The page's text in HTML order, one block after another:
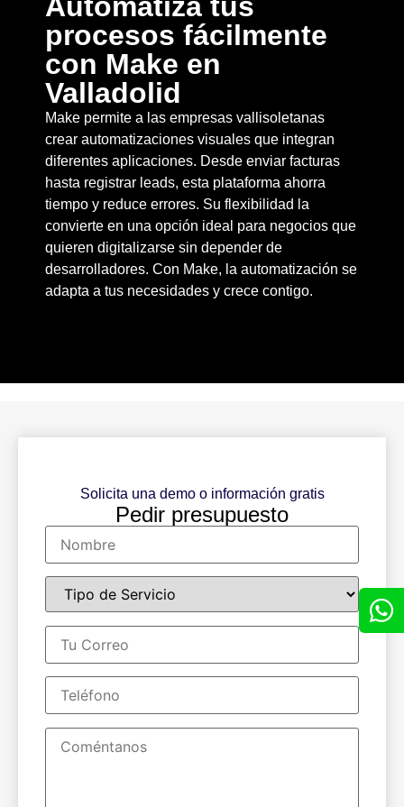
procesos fácilmente
con Make en
Valladolid
Make permite a las empresas vallisoletanas
crear automatizaciones visuales que integran
diferentes aplicaciones. Desde enviar facturas
hasta registrar leads, esta plataforma ahorra
tiempo y reduce errores. Su flexibilidad la
convierte en una opción ideal para negocios que
quieren digitalizarse sin depender de
desarrolladores. Con Make, la automatización se
adapta a tus necesidades y crece contigo.
Solicita una demo o información gratis
Pedir presupuesto